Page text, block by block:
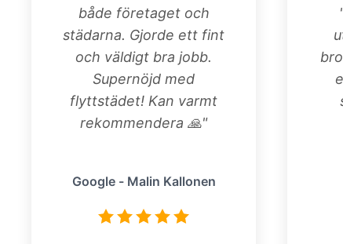
både företaget och
städarna. Gjorde ett fint
och väldigt bra jobb.
Supernöjd med
flyttstädet! Kan varmt
rekommendera 🙏"
Google - Malin Kallonen